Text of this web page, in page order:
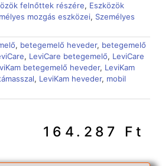
felnőttek részére, Eszközök
mozgás eszközei, Személyes
, betegemelő heveder, betegemelő
, LeviCare betegemelő, LeviCare
betegemelő heveder, LeviKam
, LeviKam heveder, mobil
164.287 Ft